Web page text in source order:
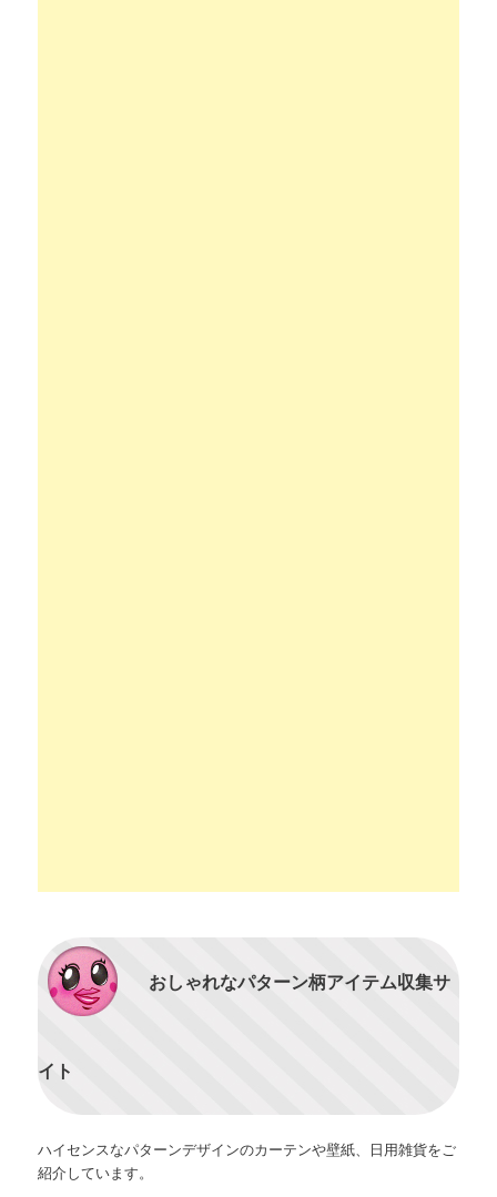
おしゃれなパターン柄アイテム収集サ
イト
ハイセンスなパターンデザインのカーテンや壁紙、日用雑貨をご
紹介しています。